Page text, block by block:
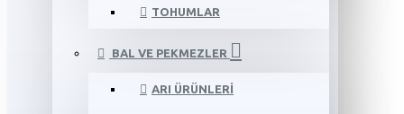
TOHUMLAR
BAL VE PEKMEZLER
ARI ÜRÜNLERI